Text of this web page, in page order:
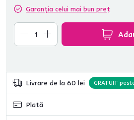
Garanția celui mai bun preț
Livrare de la 60 lei GRATUIT
Plată